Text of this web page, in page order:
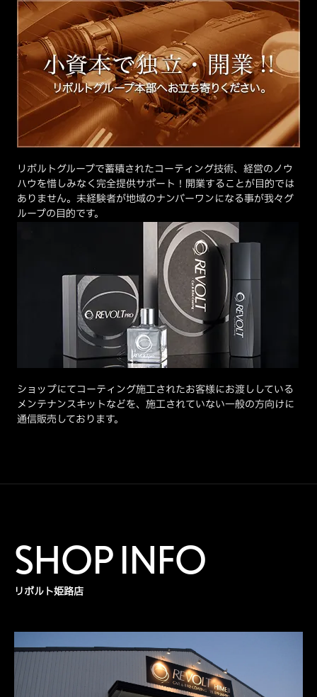
リボルトグループで蓄積されたコーティング技術、経営のノウ
ハウを惜しみなく完全提供サポート！開業することが目的では
ありません。未経験者が地域のナンバーワンになる事が我々グ
ループの目的です。
ショップにてコーティング施工されたお客様にお渡ししている
メンテナンスキットなどを、施工されていない一般の方向けに
通信販売しております。
SHOP INFO
リボルト姫路店